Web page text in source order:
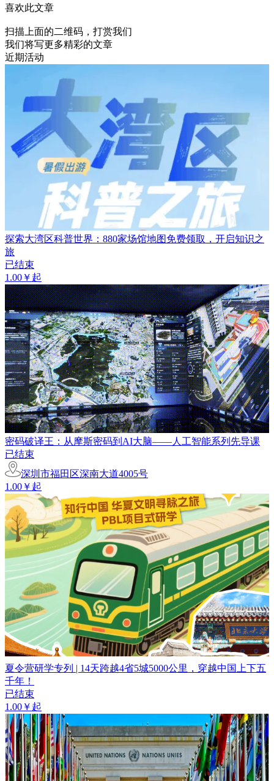
喜欢此文章
扫描上面的二维码，打赏我们
我们将写更多精彩的文章
近期活动
探索大湾区科普世界：880家场馆地图免费领取，开启知识之
旅
已结束
1.00￥起
密码破译王：从摩斯密码到AI大脑——人工智能系列先导课
已结束
深圳市福田区深南大道4005号
1.00￥起
夏令营研学专列 | 14天跨越4省5城5000公里，穿越中国上下五
千年！
已结束
1.00￥起